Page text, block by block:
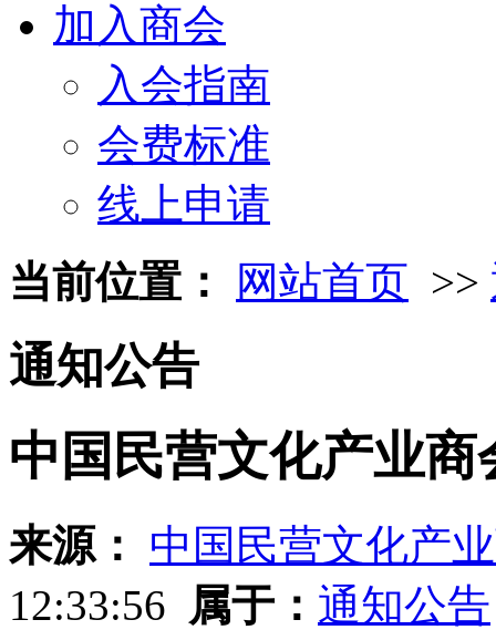
加入商会
入会指南
会费标准
线上申请
当前位置：
网站首页 >>
通知公告
中国民营文化产业
来源：
中国民营文化产
12:33:56 属于： 通知公告